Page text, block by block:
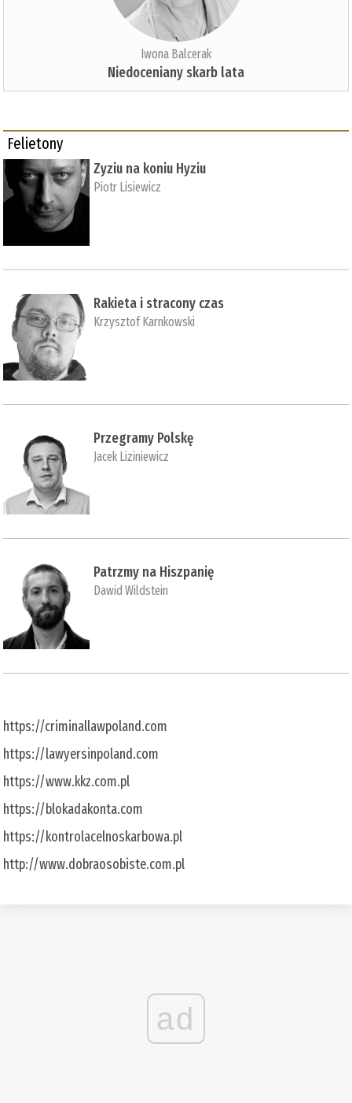
Iwona Balcerak
Niedoceniany skarb lata
Felietony
Zyziu na koniu Hyziu
Piotr Lisiewicz
Rakieta i stracony czas
Krzysztof Karnkowski
Przegramy Polskę
Jacek Liziniewicz
Patrzmy na Hiszpanię
Dawid Wildstein
https://criminallawpoland.com
https://lawyersinpoland.com
https://www.kkz.com.pl
https://blokadakonta.com
https://kontrolacelnoskarbowa.pl
http://www.dobraosobiste.com.pl
ad